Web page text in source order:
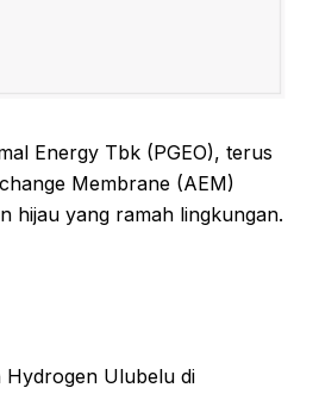
Energy Tbk (PGEO), terus
Membrane (AEM)
hijau yang ramah lingkungan.
Hydrogen Ulubelu di